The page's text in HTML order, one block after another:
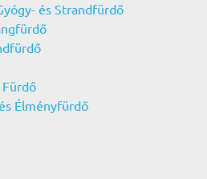
és Strandfürdő
Élményfürdő